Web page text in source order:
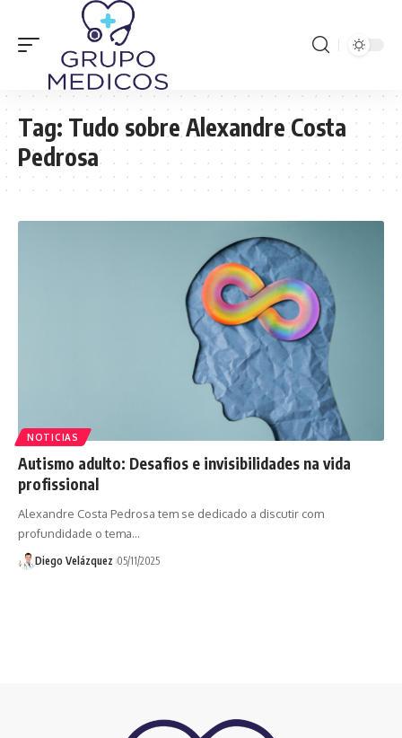
Tag: Tudo sobre Alexandre Costa
Pedrosa
NOTICIAS
Autismo adulto: Desafios e invisibilidades na vida
profissional
Alexandre Costa Pedrosa tem se dedicado a discutir com
profundidade o tema…
Diego Velázquez 05/11/2025